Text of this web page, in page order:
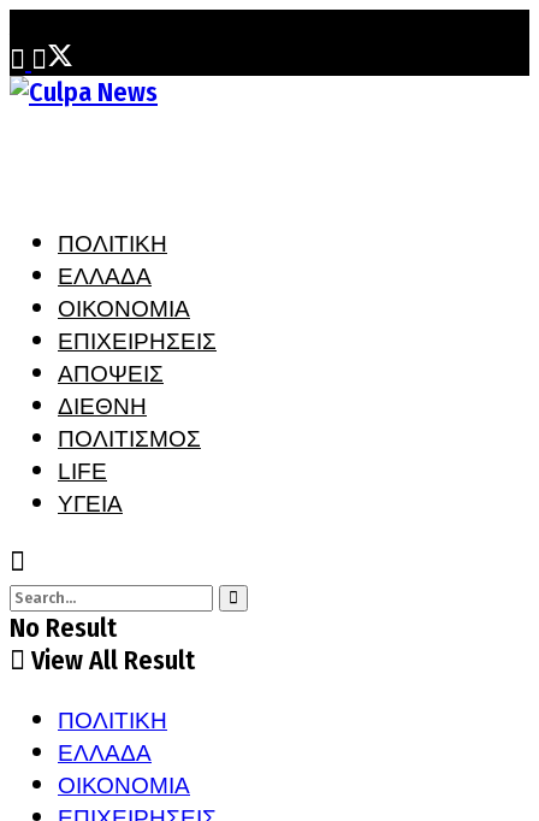
ΠΟΛΙΤΙΚΗ
ΕΛΛΑΔΑ
ΟΙΚΟΝΟΜΙΑ
ΕΠΙΧΕΙΡΗΣΕΙΣ
ΑΠΟΨΕΙΣ
ΔΙΕΘΝΗ
ΠΟΛΙΤΙΣΜΟΣ
LIFE
ΥΓΕΙΑ
No Result
View All Result
ΠΟΛΙΤΙΚΗ
ΕΛΛΑΔΑ
ΟΙΚΟΝΟΜΙΑ